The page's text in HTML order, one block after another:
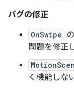
バグの修正
OnSwipe の
問題を修正
く機能しな